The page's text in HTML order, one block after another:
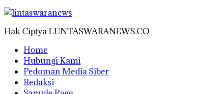
Hak Ciptya LUNTASWARANEWS.CO
Home
Hubungi Kami
Pedoman Media Siber
Redaksi